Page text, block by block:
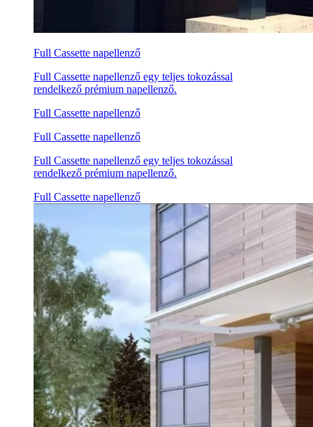
Full Cassette napellenző
Full Cassette napellenző egy teljes tokozással
rendelkező prémium napellenző.
Full Cassette napellenző
Full Cassette napellenző
Full Cassette napellenző egy teljes tokozással
rendelkező prémium napellenző.
Full Cassette napellenző